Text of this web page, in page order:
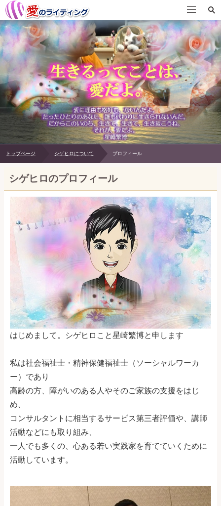
トップページ
プロフィール
このサイトについて
目 次
トップページ シゲヒロについて プロフィール
シゲヒロのプロフィール
はじめまして。シゲヒロこと星崎繁博と申します
私は社会福祉士・精神保健福祉士（ソーシャルワーカ
ー）であり
高齢の方、障がいのある人やそのご家族の支援をはじ
め、
コンサルタントに相当するサービス第三者評価や、講師
活動などにも取り組み、
一人でも多くの、心ある若い実践家を育てていくために
活動しています。